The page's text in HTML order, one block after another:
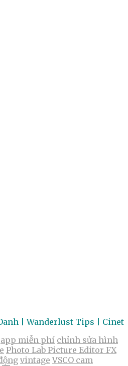
| Wanderlust Tips | Cinet
app miễn phí chỉnh sửa hình
Photo Lab Picture Editor FX
vintage VSCO cam